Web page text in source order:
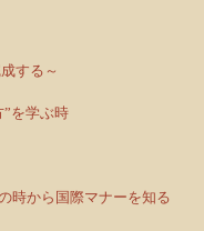
する～
を学ぶ時
時から国際マナーを知る